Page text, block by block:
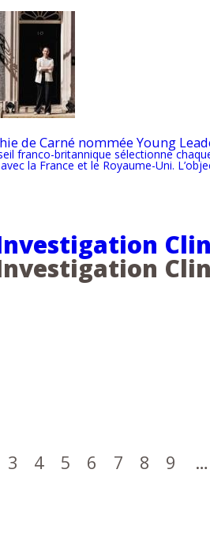
de Carné nommée Young
franco-britannique sélectionne
la France et le Royaume-Uni.
3 4 5 6 7 8 9 …